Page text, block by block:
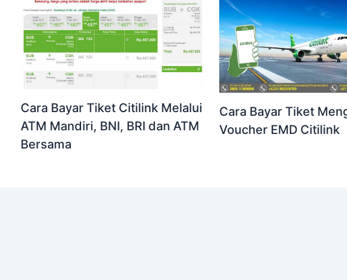
Cara Bayar Tiket Citilink Melalui
ATM Mandiri, BNI, BRI dan ATM
Bersama
Cara Bayar Tiket
Voucher EMD Citilink